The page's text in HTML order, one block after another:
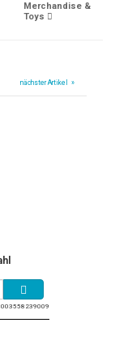
Merchandise &
Toys
nächster Artikel »